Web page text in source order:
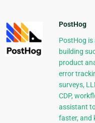
PostHog
PostHog is
building
product
error
surveys,
CDP,
assistant
faster, and